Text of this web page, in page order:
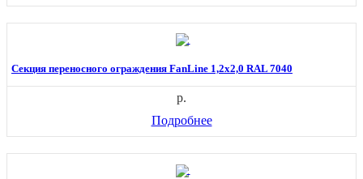
Секция переносного ограждения FanLine 1,2х2,0 RAL 7040
р.
Подробнее